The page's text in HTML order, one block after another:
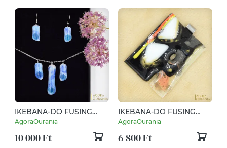
IKEBANA-DO FUSING
ÜVEGÉKSZER NO. 29
AgoraOurania
10 000 Ft
IKEBANA-DO FUSING
ÜVEGÉKSZER NO. 100
AgoraOurania
6 800 Ft